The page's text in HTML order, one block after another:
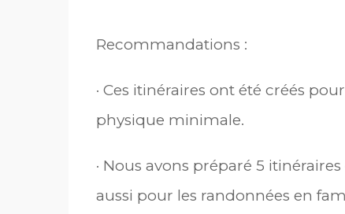
Recommandations :
· Ces itinéraires ont été créés
physique minimale.
· Nous avons préparé 5
aussi pour les randonnées en